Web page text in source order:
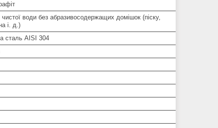
чистої води без абразивосодержащих домішок (піску,
і. д.)
сталь AISI 304